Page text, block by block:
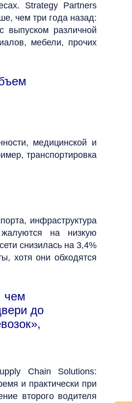
Strategy Partners
чем три года назад:
выпуском различной
мебели, прочих
медицинской и
транспортировка
инфраструктура
на низкую
снизилась на 3,4%
хотя они обходятся
чем
до
Chain Solutions:
и практически при
второго водителя